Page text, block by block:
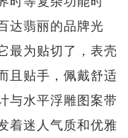
达翡丽的品牌光
最为贴切了，表壳
且贴手，佩戴舒适
与水平浮雕图案带
着迷人气质和优雅